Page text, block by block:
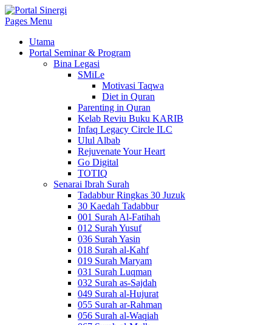
Pages Menu
Utama
Portal Seminar & Program
Bina Legasi
SMiLe
Motivasi Taqwa
Diet in Quran
Parenting in Quran
Kelab Reviu Buku KARIB
Infaq Legacy Circle ILC
Ulul Albab
Rejuvenate Your Heart
Go Digital
TOTIQ
Senarai Ibrah Surah
Tadabbur Ringkas 30 Juzuk
30 Kaedah Tadabbur
001 Surah Al-Fatihah
012 Surah Yusuf
036 Surah Yasin
018 Surah al-Kahf
019 Surah Maryam
031 Surah Luqman
032 Surah as-Sajdah
049 Surah al-Hujurat
055 Surah ar-Rahman
056 Surah al-Waqiah